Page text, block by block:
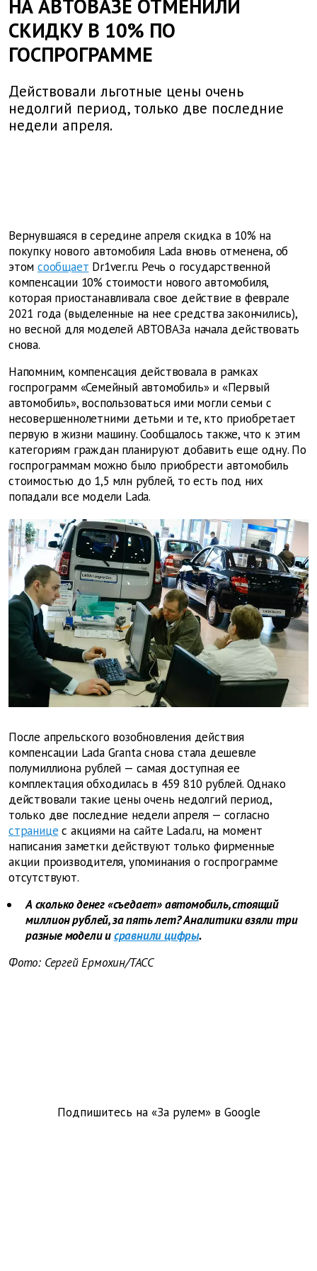
НА АВТОВАЗЕ ОТМЕНИЛИ
СКИДКУ В 10% ПО
ГОСПРОГРАММЕ
Действовали льготные цены очень
недолгий период, только две последние
недели апреля.
Вернувшаяся в середине апреля скидка в 10% на
покупку нового автомобиля Lada вновь отменена, об
этом сообщает Dr1ver.ru. Речь о государственной
компенсации 10% стоимости нового автомобиля,
которая приостанавливала свое действие в феврале
2021 года (выделенные на нее средства закончились),
но весной для моделей АВТОВАЗа начала действовать
снова.
Напомним, компенсация действовала в рамках
госпрограмм «Семейный автомобиль» и «Первый
автомобиль», воспользоваться ими могли семьи с
несовершеннолетними детьми и те, кто приобретает
первую в жизни машину. Сообщалось также, что к этим
категориям граждан планируют добавить еще одну. По
госпрограммам можно было приобрести автомобиль
стоимостью до 1,5 млн рублей, то есть под них
попадали все модели Lada.
После апрельского возобновления действия
компенсации Lada Granta снова стала дешевле
полумиллиона рублей — самая доступная ее
комплектация обходилась в 459 810 рублей. Однако
действовали такие цены очень недолгий период,
только две последние недели апреля — согласно
странице с акциями на сайте Lada.ru, на момент
написания заметки действуют только фирменные
акции производителя, упоминания о госпрограмме
отсутствуют.
А сколько денег «съедает» автомобиль, стоящий
миллион рублей, за пять лет? Аналитики взяли три
разные модели исравнили цифры.
Фото: Сергей Ермохин/ТАСС
Подпишитесь на «За рулем» в Google